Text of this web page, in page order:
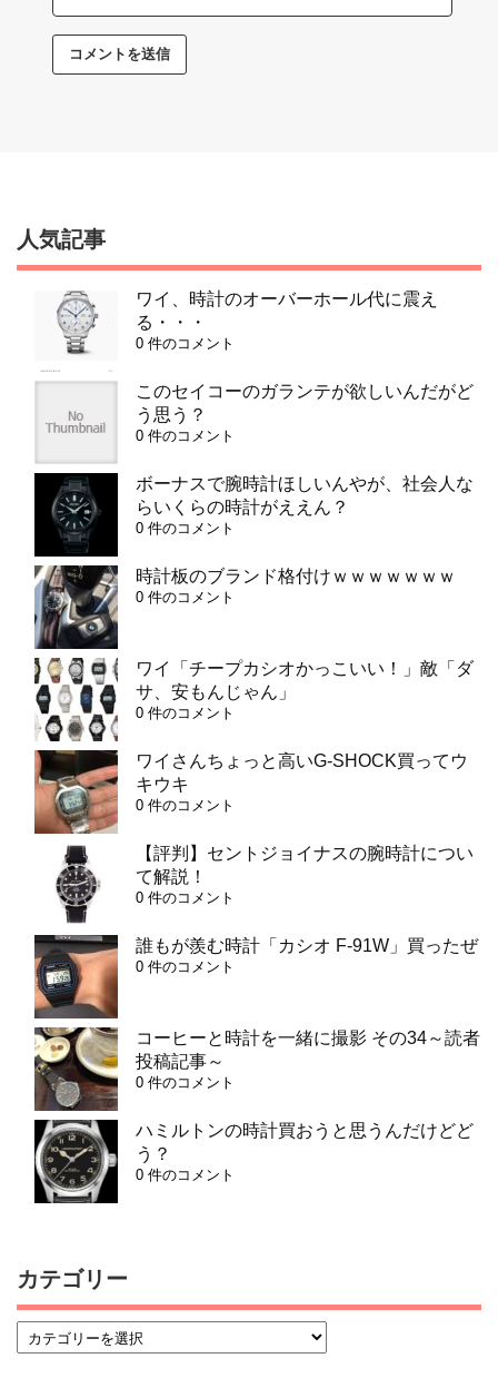
人気記事
ワイ、時計のオーバーホール代に震え
る・・・
0 件のコメント
このセイコーのガランテが欲しいんだがど
う思う？
0 件のコメント
ボーナスで腕時計ほしいんやが、社会人な
らいくらの時計がええん？
0 件のコメント
時計板のブランド格付けｗｗｗｗｗｗｗ
0 件のコメント
ワイ「チープカシオかっこいい！」敵「ダ
サ、安もんじゃん」
0 件のコメント
ワイさんちょっと高いG-SHOCK買ってウ
キウキ
0 件のコメント
【評判】セントジョイナスの腕時計につい
て解説！
0 件のコメント
誰もが羨む時計「カシオ F-91W」買ったぜ
0 件のコメント
コーヒーと時計を一緒に撮影 その34～読者
投稿記事～
0 件のコメント
ハミルトンの時計買おうと思うんだけどど
う？
0 件のコメント
カテゴリー